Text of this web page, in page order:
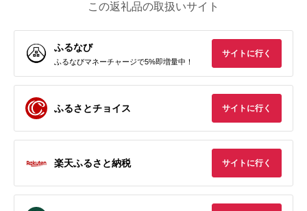
この返礼品の取扱いサイト
ふるなび
ふるなびマネーチャージで5%即増量中！
サイトに行く
ふるさとチョイス サイトに行く
楽天ふるさと納税 サイトに行く